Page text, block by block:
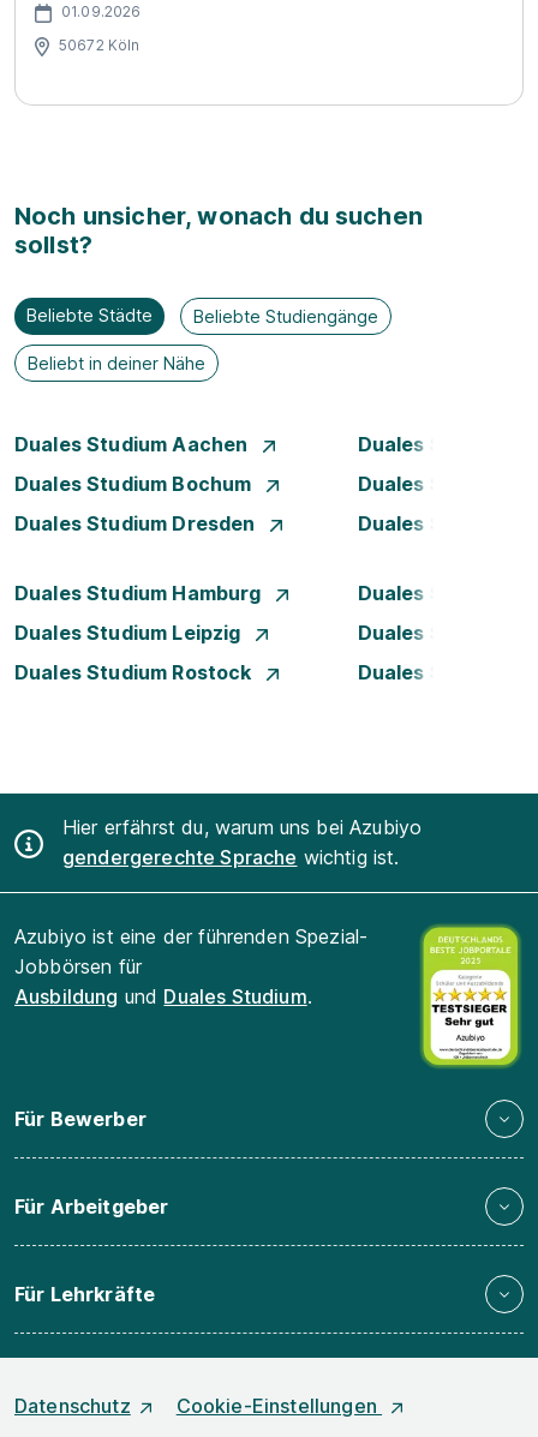
01.09.2026
50672 Köln
Noch unsicher, wonach du suchen
sollst?
Beliebte Städte Beliebte Studiengänge
Beliebt in deiner Nähe
Duales Studium Aachen
Duales Studium
Duales Studium Bochum
Duales Studium
Duales Studium Dresden
Duales Studium
Duales Studium Hamburg
Duales Studium
Duales Studium Leipzig
Duales Studium
Duales Studium Rostock
Duales Studium
Hier erfährst du, warum uns bei Azubiyo
gendergerechte Sprache wichtig ist.
Azubiyo ist eine der führenden Spezial-
Jobbörsen für
Ausbildung und Duales Studium.
Für Bewerber
Für Arbeitgeber
Für Lehrkräfte
Datenschutz
Cookie-Einstellungen